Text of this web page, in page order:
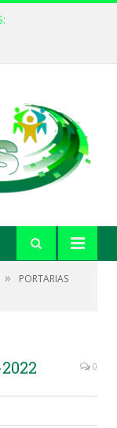
»
PORTARIAS
0